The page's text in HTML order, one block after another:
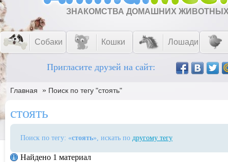
ЗНАКОМСТВА ДОМАШНИХ
Собаки Кошки Лошади
Пригласите друзей на сайт:
Главная » Поиск по тегу "стоять"
стоять
Поиск по тегу: «стоять», искать по другому тегу
Найдено 1 материал